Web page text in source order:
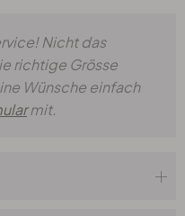
Nicht das
richtige Grösse
Wünsche einfach
mit.